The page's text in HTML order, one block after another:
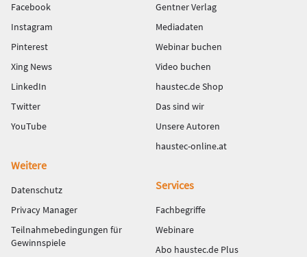
Facebook
Instagram
Pinterest
Xing News
LinkedIn
Twitter
YouTube
Gentner Verlag
Mediadaten
Webinar buchen
Video buchen
haustec.de Shop
Das sind wir
Unsere Autoren
haustec-online.at
Weitere
Datenschutz
Privacy Manager
Teilnahmebedingungen für
Gewinnspiele
Services
Fachbegriffe
Webinare
Abo haustec.de Plus